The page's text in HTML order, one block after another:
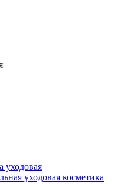
уходовая
уходовая косметика